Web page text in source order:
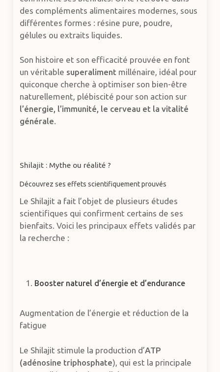
des compléments alimentaires modernes, sous
différentes formes : résine pure, poudre,
gélules ou extraits liquides.
Son histoire et son efficacité prouvée en font
un véritable superaliment millénaire, idéal pour
quiconque cherche à optimiser son bien-être
naturellement, plébiscité pour son action sur
l’énergie, l’immunité, le cerveau et la vitalité
générale.
Shilajit : Mythe ou réalité ?
Découvrez ses effets scientifiquement prouvés
Le Shilajit a fait l’objet de plusieurs études
scientifiques qui confirment certains de ses
bienfaits. Voici les principaux effets validés par
la recherche :
Booster naturel d’énergie et d’endurance
Augmentation de l’énergie et réduction de la
fatigue
Le Shilajit stimule la production d’ATP
(adénosine triphosphate), qui est la principale